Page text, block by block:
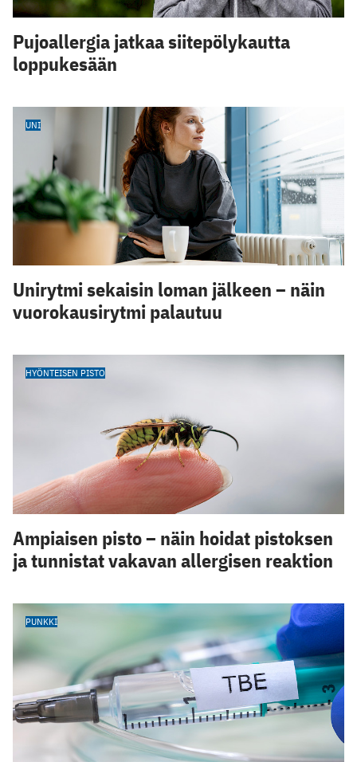
Pujoallergia jatkaa siitepölykautta
loppukesään
UNI
Unirytmi sekaisin loman jälkeen – näin
vuorokausirytmi palautuu
HYÖNTEISEN PISTO
Ampiaisen pisto – näin hoidat pistoksen
ja tunnistat vakavan allergisen reaktion
PUNKKI